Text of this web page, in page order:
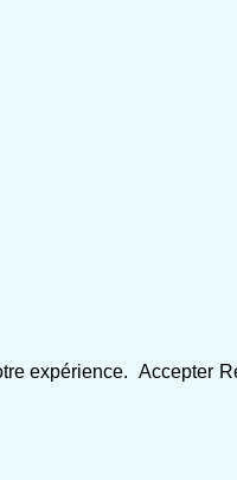
expérience. Accepter